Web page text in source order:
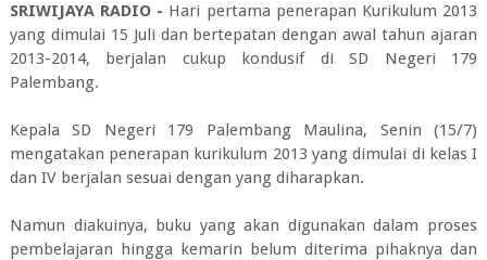
SRIWIJAYA RADIO - Hari pertama penerapan Kurikulum 2013
yang dimulai 15 Juli dan bertepatan dengan awal tahun ajaran
2013-2014, berjalan cukup kondusif di SD Negeri 179
Palembang.
Kepala SD Negeri 179 Palembang Maulina, Senin (15/7)
mengatakan penerapan kurikulum 2013 yang dimulai di kelas I
dan IV berjalan sesuai dengan yang diharapkan.
Namun diakuinya, buku yang akan digunakan dalam proses
pembelajaran hingga kemarin belum diterima pihaknya dan